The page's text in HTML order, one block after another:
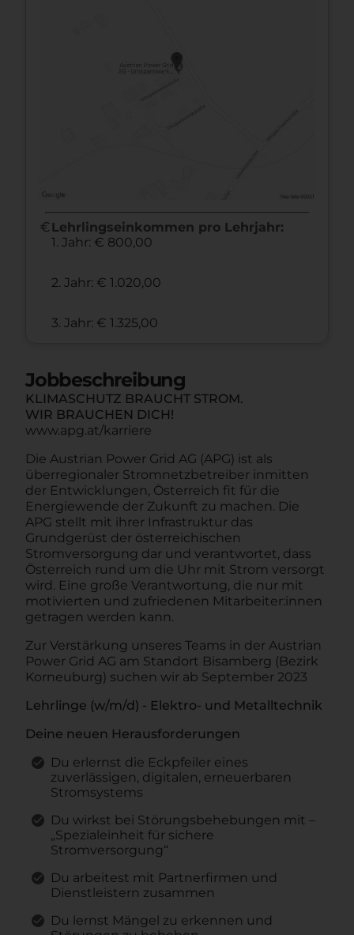
euro Lehrlingseinkommen pro Lehrjahr:
1. Jahr: € 800,00
2. Jahr: € 1.020,00
3. Jahr: € 1.325,00
Jobbeschreibung
KLIMASCHUTZ BRAUCHT STROM.
WIR BRAUCHEN DICH!
www.apg.at/karriere
Die Austrian Power Grid AG (APG) ist als
überregionaler Stromnetzbetreiber inmitten
der Entwicklungen, Österreich fit für die
Energiewende der Zukunft zu machen. Die
APG stellt mit ihrer Infrastruktur das
Grundgerüst der österreichischen
Stromversorgung dar und verantwortet, dass
Österreich rund um die Uhr mit Strom versorgt
wird. Eine große Verantwortung, die nur mit
motivierten und zufriedenen Mitarbeiter:innen
getragen werden kann.
Zur Verstärkung unseres Teams in der Austrian
Power Grid AG am Standort Bisamberg (Bezirk
Korneuburg) suchen wir ab September 2023
Lehrlinge (w/m/d) - Elektro- und Metalltechnik
Deine neuen Herausforderungen
Du erlernst die Eckpfeiler eines
zuverlässigen, digitalen, erneuerbaren
Stromsystems
Du wirkst bei Störungsbehebungen mit –
„Spezialeinheit für sichere
Stromversorgung“
Du arbeitest mit Partnerfirmen und
Dienstleistern zusammen
Du lernst Mängel zu erkennen und